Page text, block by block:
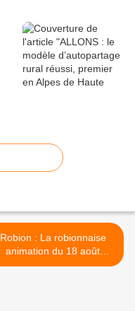
Robion : La robionnaise
animation du 18 août
réussie >